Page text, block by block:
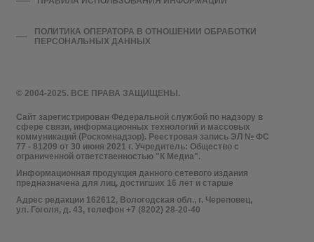
© 2004-2025. ВСЕ ПРАВА ЗАЩИЩЕНЫ.
Сайт зарегистрирован Федеральной службой по надзору в
сфере связи, информационных технологий и массовых
коммуникаций (Роскомнадзор). Реестровая запись ЭЛ № ФС
77 - 81209 от 30 июня 2021 г. Учредитель: Общество с
ограниченной ответственностью "К Медиа".
Информационная продукция данного сетевого издания
предназначена для лиц, достигших 16 лет и старше
Адрес редакции 162612, Вологодская обл., г. Череповец,
ул. Гоголя, д. 43, телефон +7 (8202) 28-20-40
ПОЛИТИКА ОПЕРАТОРА В ОТНОШЕНИИ ОБРАБОТКИ
ПЕРСОНАЛЬНЫХ ДАННЫХ